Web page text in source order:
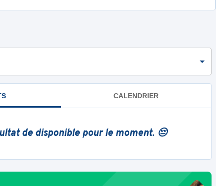
CALENDRIER
de disponible pour le moment. 😔